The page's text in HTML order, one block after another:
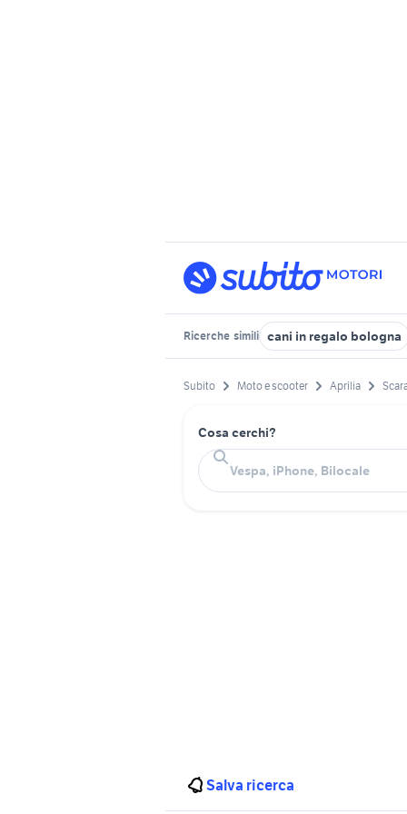
Ricerche simili cani in regalo bologna
Subito Moto e scooter Aprilia
Cosa cerchi?
Salva ricerca